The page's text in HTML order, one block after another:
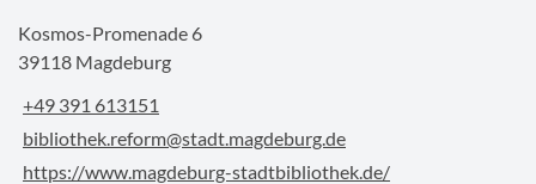
Kosmos-Promenade 6
39118 Magdeburg
+49 391 613151
bibliothek.reform@stadt.magdeburg.de
https://www.magdeburg-stadtbibliothek.de/